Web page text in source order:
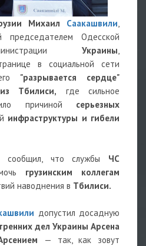
Михаил Саакашвили
председателем Одесской
Украины
в социальной сети
"разрывается сердце"
Тбилиси, где сильное
причиной серьезных
инфраструктуры и гибели
сообщил, что службы ЧС
грузинским коллегам
наводнения в Тбилиси.
допустил досадную
дел Украины Арсена
— так, как зовут